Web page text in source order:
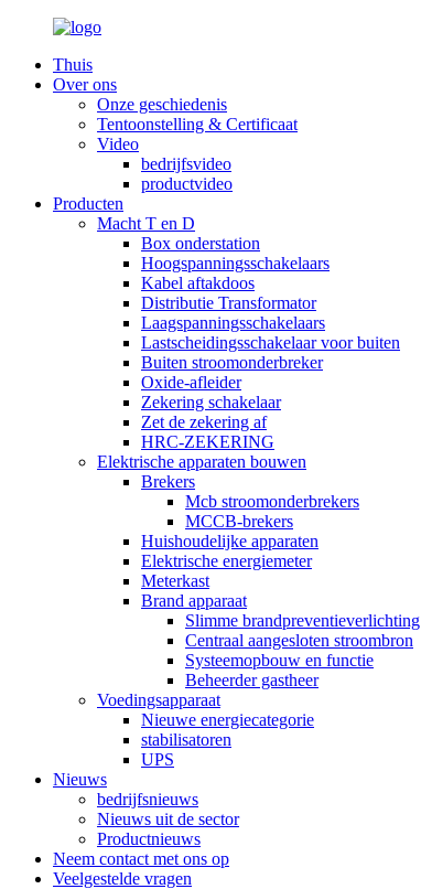
Thuis
Over ons
Onze geschiedenis
Tentoonstelling & Certificaat
Video
bedrijfsvideo
productvideo
Producten
Macht T en D
Box onderstation
Hoogspanningsschakelaars
Kabel aftakdoos
Distributie Transformator
Laagspanningsschakelaars
Lastscheidingsschakelaar voor buiten
Buiten stroomonderbreker
Oxide-afleider
Zekering schakelaar
Zet de zekering af
HRC-ZEKERING
Elektrische apparaten bouwen
Brekers
Mcb stroomonderbrekers
MCCB-brekers
Huishoudelijke apparaten
Elektrische energiemeter
Meterkast
Brand apparaat
Slimme brandpreventieverlichting
Centraal aangesloten stroombron
Systeemopbouw en functie
Beheerder gastheer
Voedingsapparaat
Nieuwe energiecategorie
stabilisatoren
UPS
Nieuws
bedrijfsnieuws
Nieuws uit de sector
Productnieuws
Neem contact met ons op
Veelgestelde vragen